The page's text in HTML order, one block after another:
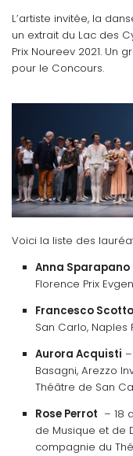
L’artiste invitée, la
un extrait du Lac des
Prix Noureev 2021. Un
pour le Concours.
Voici la liste des
Anna Sparapano
Florence Prix
Francesco
San Carlo, Naples
Aurora Acquisti
Basagni, Arezzo
Théâtre de San
Rose Perrot – 18
de Musique et de
compagnie du